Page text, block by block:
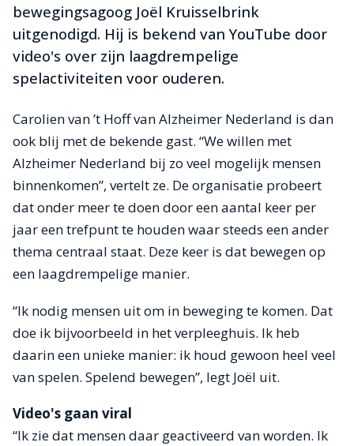
bewegingsagoog Joël Kruisselbrink
uitgenodigd. Hij is bekend van YouTube door
video's over zijn laagdrempelige
spelactiviteiten voor ouderen.
Carolien van ’t Hoff van Alzheimer Nederland is dan
ook blij met de bekende gast. “We willen met
Alzheimer Nederland bij zo veel mogelijk mensen
binnenkomen”, vertelt ze. De organisatie probeert
dat onder meer te doen door een aantal keer per
jaar een trefpunt te houden waar steeds een ander
thema centraal staat. Deze keer is dat bewegen op
een laagdrempelige manier.
“Ik nodig mensen uit om in beweging te komen. Dat
doe ik bijvoorbeeld in het verpleeghuis. Ik heb
daarin een unieke manier: ik houd gewoon heel veel
van spelen. Spelend bewegen”, legt Joël uit.
Video's gaan viral
“Ik zie dat mensen daar geactiveerd van worden. Ik